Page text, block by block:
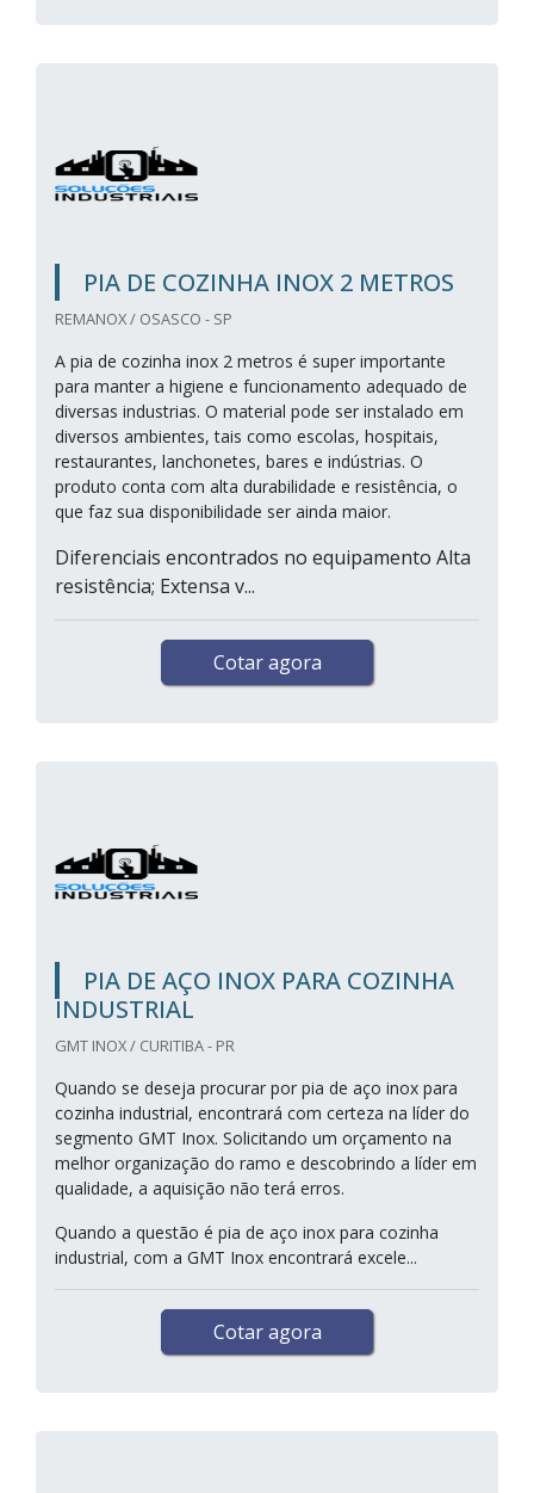
PIA DE COZINHA INOX 2 METROS
REMANOX / OSASCO - SP
A pia de cozinha inox 2 metros é super importante
para manter a higiene e funcionamento adequado de
diversas industrias. O material pode ser instalado em
diversos ambientes, tais como escolas, hospitais,
restaurantes, lanchonetes, bares e indústrias. O
produto conta com alta durabilidade e resistência, o
que faz sua disponibilidade ser ainda maior.
Diferenciais encontrados no equipamento Alta
resistência; Extensa v...
Cotar agora
PIA DE AÇO INOX PARA COZINHA
INDUSTRIAL
GMT INOX / CURITIBA - PR
Quando se deseja procurar por pia de aço inox para
cozinha industrial, encontrará com certeza na líder do
segmento GMT Inox. Solicitando um orçamento na
melhor organização do ramo e descobrindo a líder em
qualidade, a aquisição não terá erros.
Quando a questão é pia de aço inox para cozinha
industrial, com a GMT Inox encontrará excele...
Cotar agora